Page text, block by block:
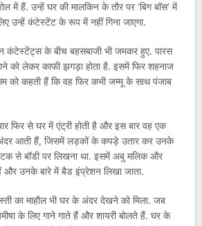
में हैं. उन्हें घर की मालकिन के तौर पर ‘बिग बॉस’ में
उन्हें कंटेस्टेंट के रूप में नहीं गिना जाएगा.
कंटेस्टेंट्स के बीच बहसबाजी भी जमकर हुए. पारस
को लेकर काफी झगड़ा होता है. इसमें फिर शहनाज
को कहती हैं कि वह फिर कभी जम्मू के साथ पंजाब
फिर से घर में एंट्री होती है और इस बार वह एक
आती हैं, जिसमें लड़कों के कपड़े उतार कर उनके
से बॉडी पर लिखना था. इसमें अबु मलिक और
उनके बारे में बैड इंप्रेशन लिखा जाता.
का माहौल भी घर के अंदर देखने को मिला. जब
के लिए गाने गाते हैं और शायरी बोलते हैं. घर के